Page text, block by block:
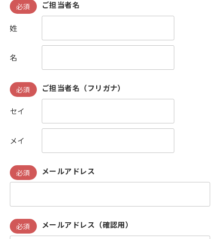
必須 ご担当者名
姓
名
必須 ご担当者名（フリガナ）
セイ
メイ
必須 メールアドレス
必須 メールアドレス（確認用）